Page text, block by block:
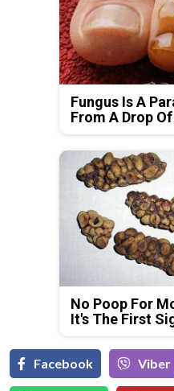
Fungus Is A
From A Drop
No Poop For
It's The First
Facebook Viber